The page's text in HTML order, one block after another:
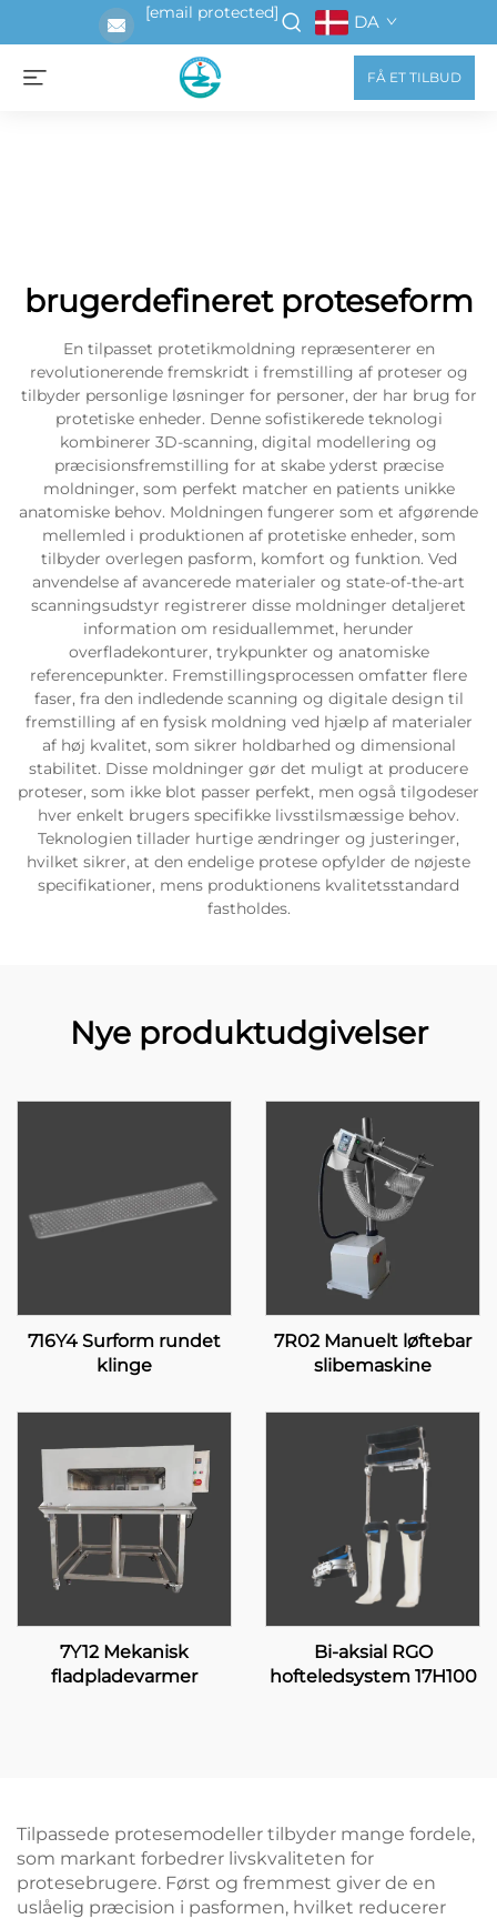
[email protected] DA
FÅ ET TILBUD
brugerdefineret proteseform
En tilpasset protetikmoldning repræsenterer en
revolutionerende fremskridt i fremstilling af proteser og
tilbyder personlige løsninger for personer, der har brug for
protetiske enheder. Denne sofistikerede teknologi
kombinerer 3D-scanning, digital modellering og
præcisionsfremstilling for at skabe yderst præcise
moldninger, som perfekt matcher en patients unikke
anatomiske behov. Moldningen fungerer som et afgørende
mellemled i produktionen af protetiske enheder, som
tilbyder overlegen pasform, komfort og funktion. Ved
anvendelse af avancerede materialer og state-of-the-art
scanningsudstyr registrerer disse moldninger detaljeret
information om residuallemmet, herunder
overfladekonturer, trykpunkter og anatomiske
referencepunkter. Fremstillingsprocessen omfatter flere
faser, fra den indledende scanning og digitale design til
fremstilling af en fysisk moldning ved hjælp af materialer
af høj kvalitet, som sikrer holdbarhed og dimensional
stabilitet. Disse moldninger gør det muligt at producere
proteser, som ikke blot passer perfekt, men også tilgodeser
hver enkelt brugers specifikke livsstilsmæssige behov.
Teknologien tillader hurtige ændringer og justeringer,
hvilket sikrer, at den endelige protese opfylder de nøjeste
specifikationer, mens produktionens kvalitetsstandard
fastholdes.
Nye produktudgivelser
716Y4 Surform rundet
klinge
7R02 Manuelt løftebar
slibemaskine
7Y12 Mekanisk
fladpladevarmer
Bi-aksial RGO
hofteledsystem 17H100
Tilpassede protesemodeller tilbyder mange fordele,
som markant forbedrer livskvaliteten for
protesebrugere. Først og fremmest giver de en
uslåelig præcision i pasformen, hvilket reducerer